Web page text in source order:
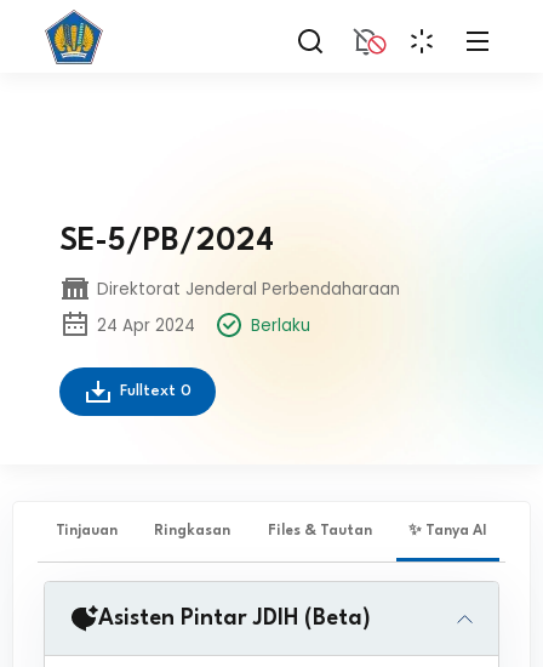
SE-5/PB/2024
Direktorat Jenderal Perbendaharaan
24 Apr 2024
Berlaku
Fulltext 0
Tinjauan Ringkasan Files & Tautan ✨ Tanya AI
Asisten Pintar JDIH (Beta)